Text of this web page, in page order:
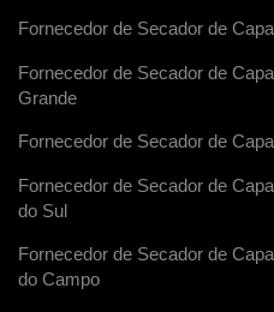
Fornecedor de Secador de
Fornecedor de Secador de
Grande
Fornecedor de Secador de
Fornecedor de Secador de
do Sul
Fornecedor de Secador de
do Campo